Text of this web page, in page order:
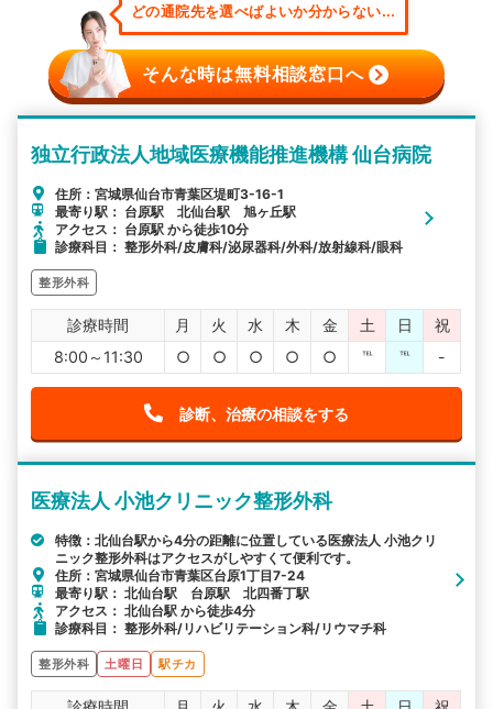
どの通院先を選べばよいか分からない...
そんな時は無料相談窓口へ
独立行政法人地域医療機能推進機構 仙台病院
住所：宮城県仙台市青葉区堤町3-16-1
最寄り駅： 台原駅 北仙台駅 旭ヶ丘駅
アクセス： 台原駅 から徒歩10分
診療科目： 整形外科/皮膚科/泌尿器科/外科/放射線科/眼科
整形外科
診療時間 月 火 水 木 金 土 日
祝
8:00～11:30
○ ○ ○ ○ ○ ℡ ℡ -
診断、治療の相談をする
医療法人 小池クリニック整形外科
特徴：北仙台駅から4分の距離に位置している医療法人 小池クリ
ニック整形外科はアクセスがしやすくて便利です。
住所：宮城県仙台市青葉区台原1丁目7-24
最寄り駅： 北仙台駅 台原駅 北四番丁駅
アクセス： 北仙台駅 から徒歩4分
診療科目： 整形外科/リハビリテーション科/リウマチ科
整形外科 土曜日 駅チカ